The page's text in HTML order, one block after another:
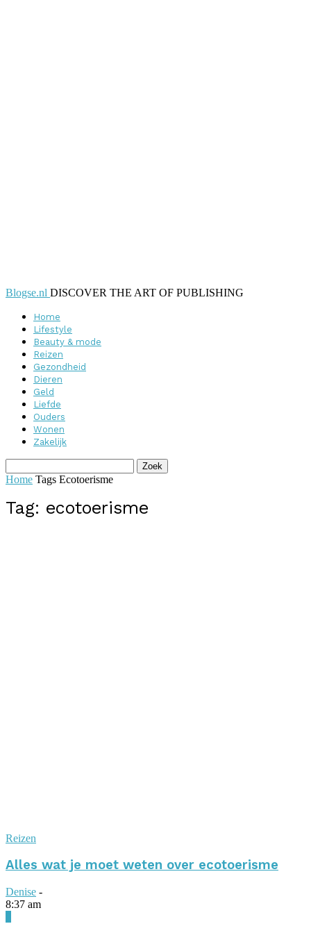
Blogse.nl DISCOVER THE ART OF PUBLISHING
Home
Lifestyle
Beauty & mode
Reizen
Gezondheid
Dieren
Geld
Liefde
Ouders
Wonen
Zakelijk
Home Tags Ecotoerisme
Tag: ecotoerisme
Reizen
Alles wat je moet weten over ecotoerisme
Denise -
8:37 am